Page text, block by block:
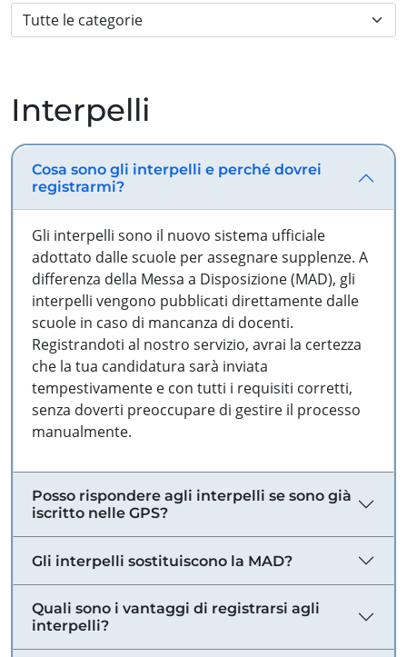
Interpelli
Cosa sono gli interpelli e perché dovrei
registrarmi?
Gli interpelli sono il nuovo sistema ufficiale
adottato dalle scuole per assegnare supplenze. A
differenza della Messa a Disposizione (MAD), gli
interpelli vengono pubblicati direttamente dalle
scuole in caso di mancanza di docenti.
Registrandoti al nostro servizio, avrai la certezza
che la tua candidatura sarà inviata
tempestivamente e con tutti i requisiti corretti,
senza doverti preoccupare di gestire il processo
manualmente.
Posso rispondere agli interpelli se sono già
iscritto nelle GPS?
Gli interpelli sostituiscono la MAD?
Quali sono i vantaggi di registrarsi agli
interpelli?